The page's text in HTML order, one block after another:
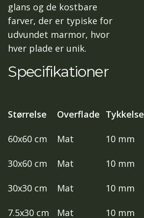
glans og de kostbare
farver, der er typiske for
udvundet marmor, hvor
hver plade er unik.
Specifikationer
Størrelse Overflade Tykkelse
60x60 cm Mat 10 mm
30x60 cm Mat 10 mm
30x30 cm Mat 10 mm
7.5x30 cm Mat 10 mm